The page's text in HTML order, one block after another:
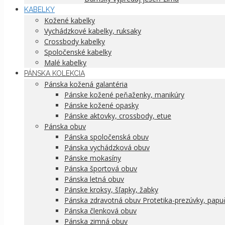
KABELKY
Kožené kabelky
Vychádzkové kabelky, ruksaky
Crossbody kabelky
Spoločenské kabelky
Malé kabelky
PÁNSKA KOLEKCIA
Pánska kožená galantéria
Pánske kožené peňaženky, manikúry
Pánske kožené opasky
Pánske aktovky, crossbody, etue
Pánska obuv
Pánska spoločenská obuv
Pánska vychádzková obuv
Pánske mokasíny
Pánska športová obuv
Pánska letná obuv
Pánske kroksy, šľapky, žabky
Pánska zdravotná obuv Protetika-prezúvky,
Pánska členková obuv
Pánska zimná obuv